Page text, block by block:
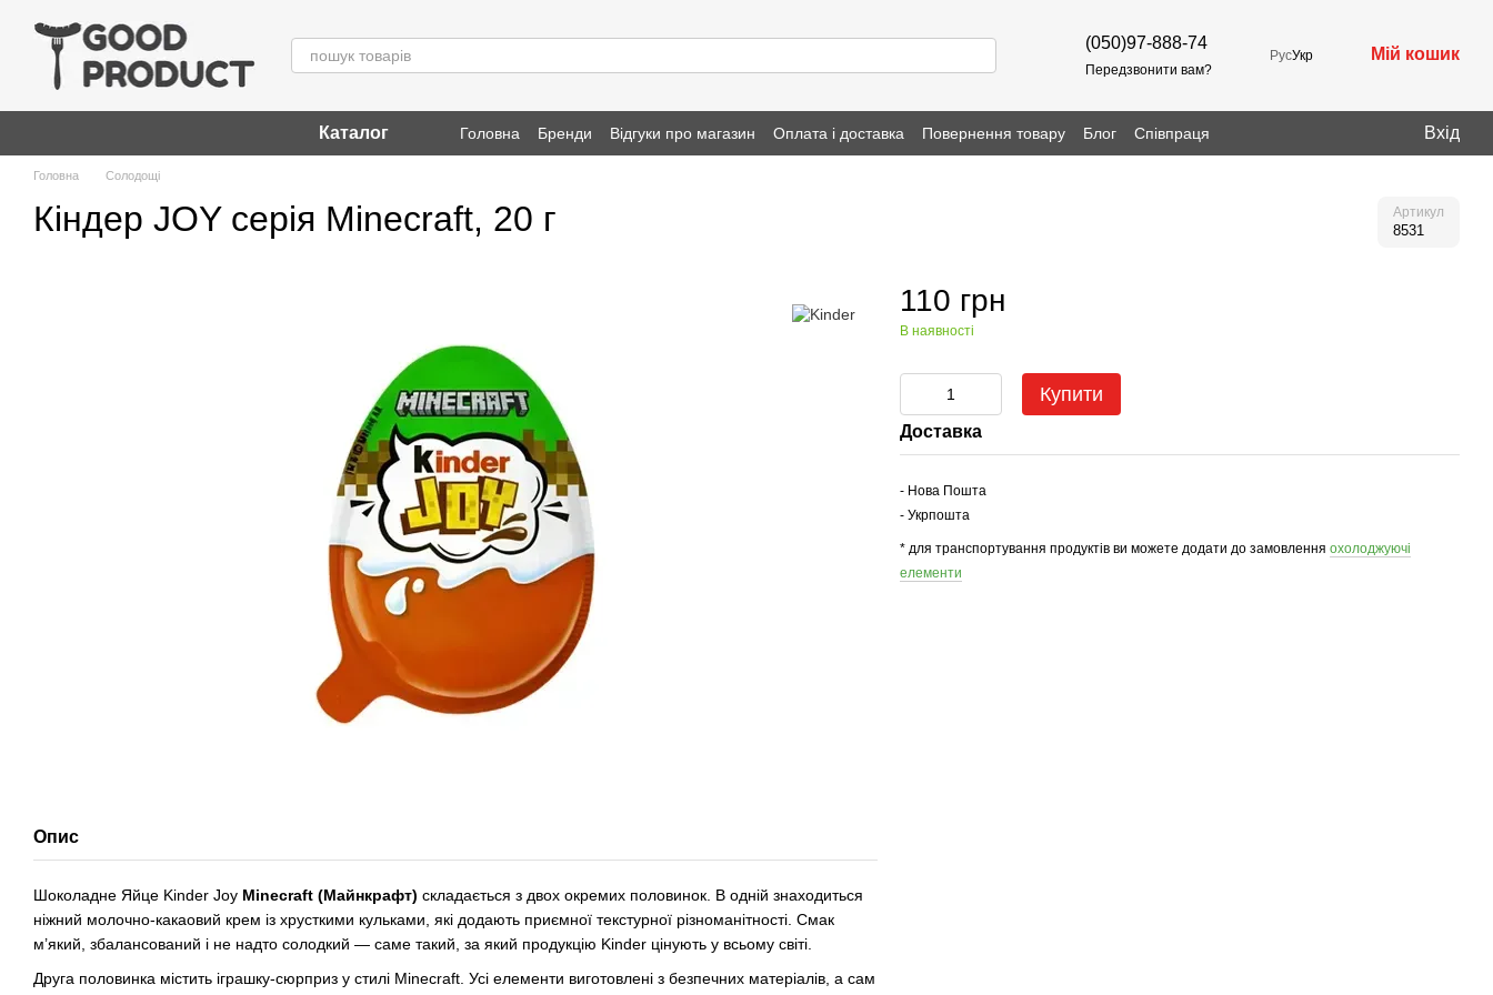
(050)97-888-74
Передзвонити вам?
РусУкр Мій кошик
Каталог Головна Бренди Відгуки про магазин Оплата і доставка Повернення товару Блог Співпраця Вхід
Головна Солодощі
Кіндер JOY серія Minecraft, 20 г Артикул
8531
Опис
Шоколадне Яйце Kinder Joy Minecraft (Майнкрафт) складається з двох окремих половинок. В одній знаходиться
ніжний молочно-какаовий крем із хрусткими кульками, які додають приємної текстурної різноманітності. Смак
м’який, збалансований і не надто солодкий — саме такий, за який продукцію Kinder цінують у всьому світі.
Друга половинка містить іграшку-сюрприз у стилі Minecraft. Усі елементи виготовлені з безпечних матеріалів, а сам
110 грн
В наявності
Купити
Доставка
- Нова Пошта
- Укрпошта
* для транспортування продуктів ви можете додати до замовленняохолоджуючі
елементи